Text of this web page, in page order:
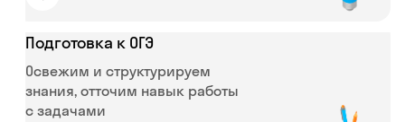
Подготовка к ОГЭ
Освежим и структурируем
знания, отточим навык работы
с задачами